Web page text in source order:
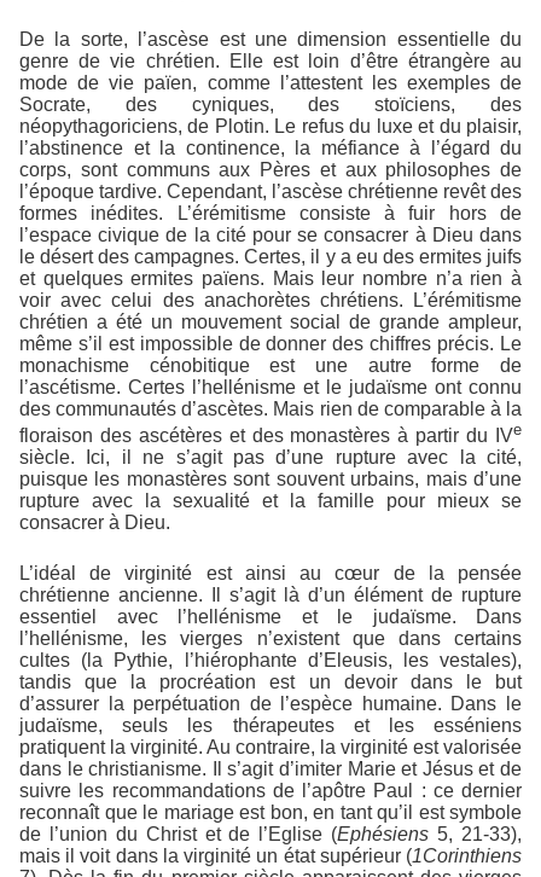
De la sorte, l’ascèse est une dimension essentielle du
genre de vie chrétien. Elle est loin d’être étrangère au
mode de vie païen, comme l’attestent les exemples de
Socrate, des cyniques, des stoïciens, des
néopythagoriciens, de Plotin. Le refus du luxe et du plaisir,
l’abstinence et la continence, la méfiance à l’égard du
corps, sont communs aux Pères et aux philosophes de
l’époque tardive. Cependant, l’ascèse chrétienne revêt des
formes inédites. L’érémitisme consiste à fuir hors de
l’espace civique de la cité pour se consacrer à Dieu dans
le désert des campagnes. Certes, il y a eu des ermites juifs
et quelques ermites païens. Mais leur nombre n’a rien à
voir avec celui des anachorètes chrétiens. L’érémitisme
chrétien a été un mouvement social de grande ampleur,
même s’il est impossible de donner des chiffres précis. Le
monachisme cénobitique est une autre forme de
l’ascétisme. Certes l’hellénisme et le judaïsme ont connu
des communautés d’ascètes. Mais rien de comparable à la
floraison des ascétères et des monastères à partir du IVe
siècle. Ici, il ne s’agit pas d’une rupture avec la cité,
puisque les monastères sont souvent urbains, mais d’une
rupture avec la sexualité et la famille pour mieux se
consacrer à Dieu.
L’idéal de virginité est ainsi au cœur de la pensée
chrétienne ancienne. Il s’agit là d’un élément de rupture
essentiel avec l’hellénisme et le judaïsme. Dans
l’hellénisme, les vierges n’existent que dans certains
cultes (la Pythie, l’hiérophante d’Eleusis, les vestales),
tandis que la procréation est un devoir dans le but
d’assurer la perpétuation de l’espèce humaine. Dans le
judaïsme, seuls les thérapeutes et les esséniens
pratiquent la virginité. Au contraire, la virginité est valorisée
dans le christianisme. Il s’agit d’imiter Marie et Jésus et de
suivre les recommandations de l’apôtre Paul : ce dernier
reconnaît que le mariage est bon, en tant qu’il est symbole
de l’union du Christ et de l’Eglise (Ephésiens 5, 21-33),
mais il voit dans la virginité un état supérieur (1Corinthiens